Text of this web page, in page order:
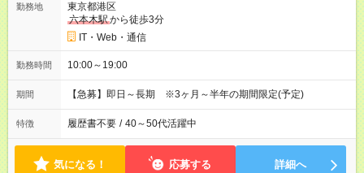
勤務地
東京都港区
六本木駅から徒歩3分
IT・Web・通信
勤務時間 10:00～19:00
期間 【急募】即日～長期 ※3ヶ月～半年の期間限定(予定)
特徴 履歴書不要 / 40～50代活躍中
気になる！ 応募する 詳細へ